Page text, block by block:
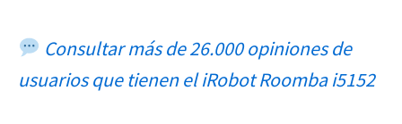
Consultar más de 26.000 opiniones de
usuarios que tienen el iRobot Roomba i5152